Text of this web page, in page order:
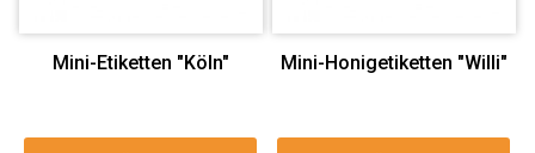
Mini-Etiketten "Köln" Mini-Honigetiketten "Willi"